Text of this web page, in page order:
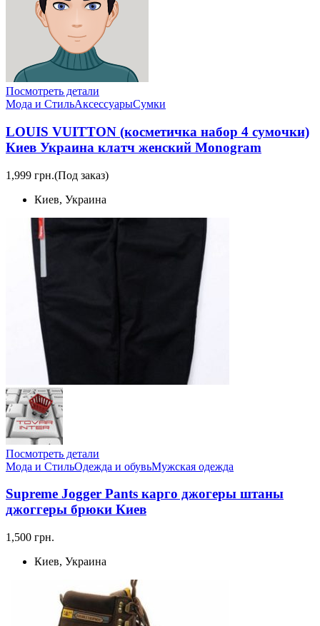
Посмотреть детали
Мода и СтильАксессуарыСумки
LOUIS VUITTON (косметичка набор 4 сумочки)
Киев Украина клатч женский Monogram
1,999 грн.(Под заказ)
Киев, Украина
Посмотреть детали
Мода и СтильОдежда и обувьМужская одежда
Supreme Jogger Pants карго джогеры штаны
джоггеры брюки Киев
1,500 грн.
Киев, Украина